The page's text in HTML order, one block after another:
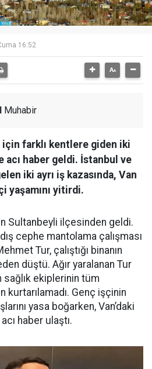
16:52
Muhabir
için farklı kentlere giden iki
acı haber geldi. İstanbul ve
iki ayrı iş kazasında, Van
yaşamını yitirdi.
Sultanbeyli ilçesinden geldi.
cephe mantolama çalışması
Tur, çalıştığı binanın
düştü. Ağır yaralanan Tur
ekiplerinin tüm
kurtarılamadı. Genç işçinin
yasa boğarken, Van’daki
haber ulaştı.